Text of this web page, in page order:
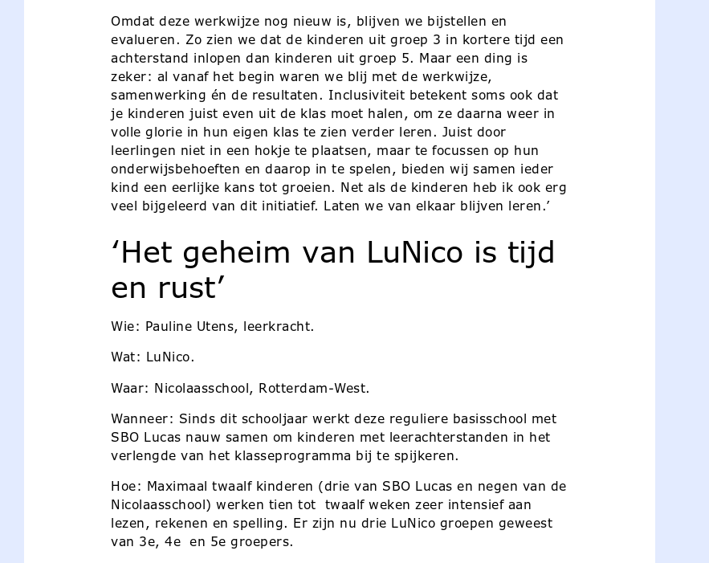
Omdat deze werkwijze nog nieuw is, blijven we bijstellen en
evalueren. Zo zien we dat de kinderen uit groep 3 in kortere tijd een
achterstand inlopen dan kinderen uit groep 5. Maar een ding is
zeker: al vanaf het begin waren we blij met de werkwijze,
samenwerking én de resultaten. Inclusiviteit betekent soms ook dat
je kinderen juist even uit de klas moet halen, om ze daarna weer in
volle glorie in hun eigen klas te zien verder leren. Juist door
leerlingen niet in een hokje te plaatsen, maar te focussen op hun
onderwijsbehoeften en daarop in te spelen, bieden wij samen ieder
kind een eerlijke kans tot groeien. Net als de kinderen heb ik ook erg
veel bijgeleerd van dit initiatief. Laten we van elkaar blijven leren.’
‘Het geheim van LuNico is tijd
en rust’
Wie: Pauline Utens, leerkracht.
Wat: LuNico.
Waar: Nicolaasschool, Rotterdam-West.
Wanneer: Sinds dit schooljaar werkt deze reguliere basisschool met
SBO Lucas nauw samen om kinderen met leerachterstanden in het
verlengde van het klasseprogramma bij te spijkeren.
Hoe: Maximaal twaalf kinderen (drie van SBO Lucas en negen van de
Nicolaasschool) werken tien tot twaalf weken zeer intensief aan
lezen, rekenen en spelling. Er zijn nu drie LuNico groepen geweest
van 3e, 4e en 5e groepers.